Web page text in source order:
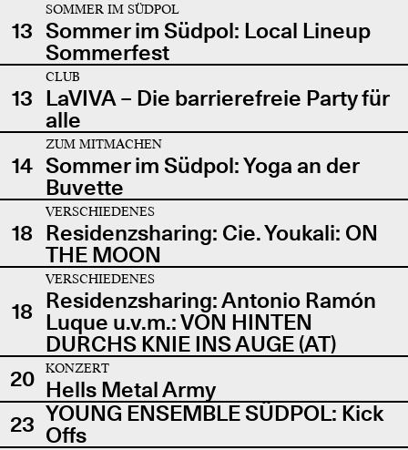
13
SOMMER IM SÜDPOL
Sommer im Südpol: Local Lineup
Sommerfest
13
CLUB
LaVIVA – Die barrierefreie Party für
alle
14
ZUM MITMACHEN
Sommer im Südpol: Yoga an der
Buvette
18
VERSCHIEDENES
Residenzsharing: Cie. Youkali: ON
THE MOON
18
VERSCHIEDENES
Residenzsharing: Antonio Ramón
Luque u.v.m.: VON HINTEN
DURCHS KNIE INS AUGE (AT)
20
KONZERT
Hells Metal Army
23 YOUNG ENSEMBLE SÜDPOL: Kick
Offs